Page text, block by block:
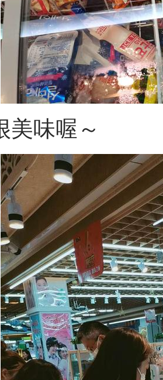
美味喔～